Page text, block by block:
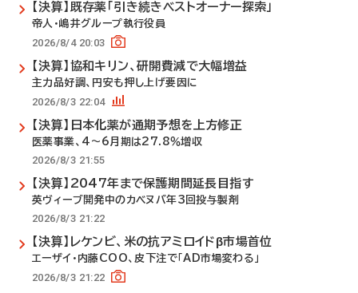
【決算】既存薬「引き続きベストオーナー探索」
帝人・嶋井グループ執行役員
2026/8/4 20:03
【決算】協和キリン、研開費減で大幅増益
主力品好調、円安も押し上げ要因に
2026/8/3 22:04
【決算】日本化薬が通期予想を上方修正
医薬事業、4～6月期は27.8％増収
2026/8/3 21:55
【決算】2047年まで保護期間延長目指す
英ヴィーブ開発中のカベヌバ年3回投与製剤
2026/8/3 21:22
【決算】レケンビ、米の抗アミロイドβ市場首位
エーザイ・内藤COO、皮下注で「AD市場変わる」
2026/8/3 21:22